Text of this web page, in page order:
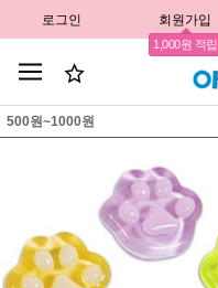
로그인 회원가입
1,000원 적립
500원~1000원